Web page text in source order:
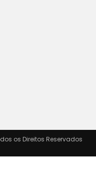
os Direitos Reservados